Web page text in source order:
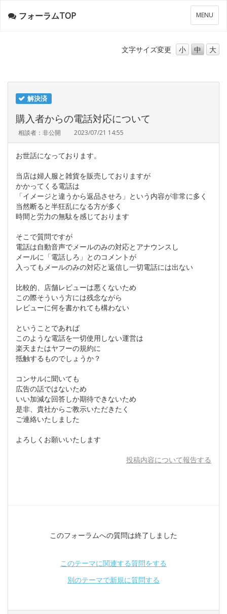
メ
ニ
ー
MENU
フォーラムTOP
文字サイズ変更 小 中 大
解決済
購入者からの電話対応について
相談者：非公開 2023/07/21 14:55
お世話になっております。
当店は婦人服と雑貨を販売しておりますが
かかってくる電話は
「イメージと違うから返品させろ」という内容が非常に多く
当然断ると半狂乱になる方が多く
時間と労力の無駄を感じております
そこで質問ですが
電話は自動音声でメールのみの対応とアナウンスし
メールに「電話しろ」とのコメントが
入ってもメールのみの対応と返信し一切電話には出ない
比較的、店舗レビューは悪くないため
この際そういう方には残念ながら
レビューに何を書かれても構わない
ということであれば
このような電話を一切使用しない運営は
楽天またはヤフーの規約に
抵触するものでしょうか？
コンサルに聞いても
広告の話ではないため
いい加減な回答しか期待できないため
是非、貴社からご教示いただきたく
ご連絡いたしました
よろしくお願いいたします
投稿内容について報告する
このフォーラムへの質問は終了しました
このテーマに関連する質問をする
別のテーマで新規に質問する